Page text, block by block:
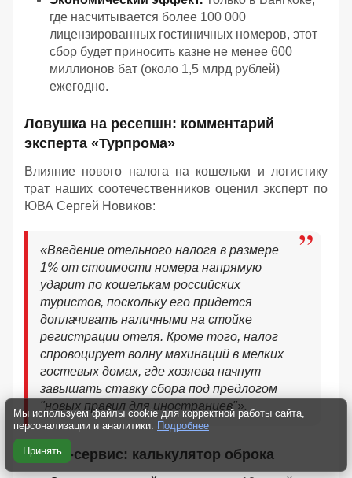
где насчитывается более 100 000
лицензированных гостиничных номеров, этот
сбор будет приносить казне не менее 600
миллионов бат (около 1,5 млрд рублей)
ежегодно.
Ловушка на ресепшн: комментарий
эксперта «Турпрома»
Влияние нового налога на кошельки и логистику
трат наших соотечественников оценил эксперт по
ЮВА Сергей Новиков:
«Введение отельного налога в размере
1% от стоимости номера напрямую
ударит по кошелькам российских
туристов, поскольку его придется
доплачивать наличными на стойке
регистрации отеля. Кроме того, налог
спровоцирует волну махинаций в мелких
гостевых домах, где хозяева начнут
завышать ставку сбора под предлогом
"новых правил для иностранцев"».
Микро-сервис: калькулятор оброка
Мы используем файлы cookie для корректной работы сайта,
персонализации и аналитики. Подробнее
Принять